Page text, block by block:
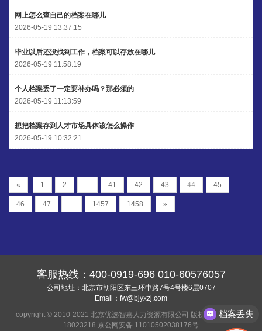
网上怎么查自己的档案在哪儿
2026-05-19 13:37:15
毕业以后还没找到工作，档案可以存放在哪儿
2026-05-19 11:58:19
个人档案丢了一定要补办吗？那必须的
2026-05-19 11:13:59
想把档案存到人才市场具体该怎么操作
2026-05-19 10:32:21
« 1 2 ... 41 42 43 44 45
46 47 ... 1457 1458 »
客服热线： 400-0919-696 010-60576057
公司地址：北京市朝阳区东三环中路7号4号楼6层0707
Email： fw@bjyxzj.com
copyright © 2010-2021 北京优选智嘉人力资源有限公司 版权所有京ICP备
18023218 京公网安备 11010502038176号
档案丢失